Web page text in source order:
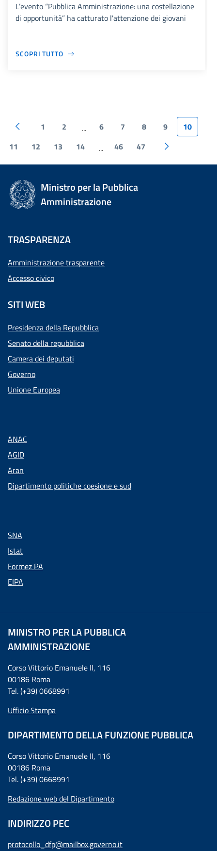
L’evento “Pubblica Amministrazione: una costellazione
di opportunità” ha catturato l'attenzione dei giovani
SCOPRI TUTTO
1 2 ... 6 7 8 9
10
11
12 13 14 ... 46 47
Ministro per la Pubblica
Amministrazione
TRASPARENZA
Amministrazione trasparente
Accesso civico
SITI WEB
Presidenza della Repubblica
Senato della repubblica
Camera dei deputati
Governo
Unione Europea
ANAC
AGID
Aran
Dipartimento politiche coesione e sud
SNA
Istat
Formez PA
EIPA
MINISTRO PER LA PUBBLICA
AMMINISTRAZIONE
Corso Vittorio Emanuele II, 116
00186 Roma
Tel. (+39) 0668991
Ufficio Stampa
DIPARTIMENTO DELLA FUNZIONE PUBBLICA
Corso Vittorio Emanuele II, 116
00186 Roma
Tel. (+39) 0668991
Redazione web del Dipartimento
INDIRIZZO PEC
protocollo_dfp@mailbox.governo.it